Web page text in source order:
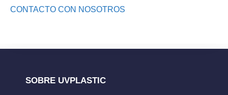
CONTACTO CON NOSOTROS
SOBRE UVPLASTIC